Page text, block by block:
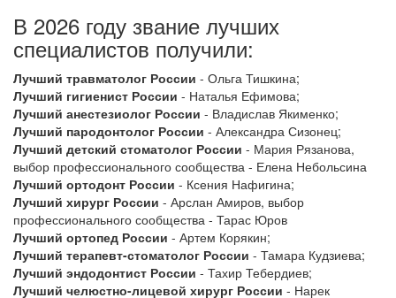
В 2026 году звание лучших
специалистов получили:
Лучший травматолог России - Ольга Тишкина;
Лучший гигиенист России - Наталья Ефимова;
Лучший анестезиолог России - Владислав Якименко;
Лучший пародонтолог России - Александра Сизонец;
Лучший детский стоматолог России - Мария Рязанова,
выбор профессионального сообщества - Елена Небольсина
Лучший ортодонт России - Ксения Нафигина;
Лучший хирург России - Арслан Амиров, выбор
профессионального сообщества - Тарас Юров
Лучший ортопед России - Артем Корякин;
Лучший терапевт-стоматолог России - Тамара Кудзиева;
Лучший эндодонтист России - Тахир Тебердиев;
Лучший челюстно-лицевой хирург России - Нарек